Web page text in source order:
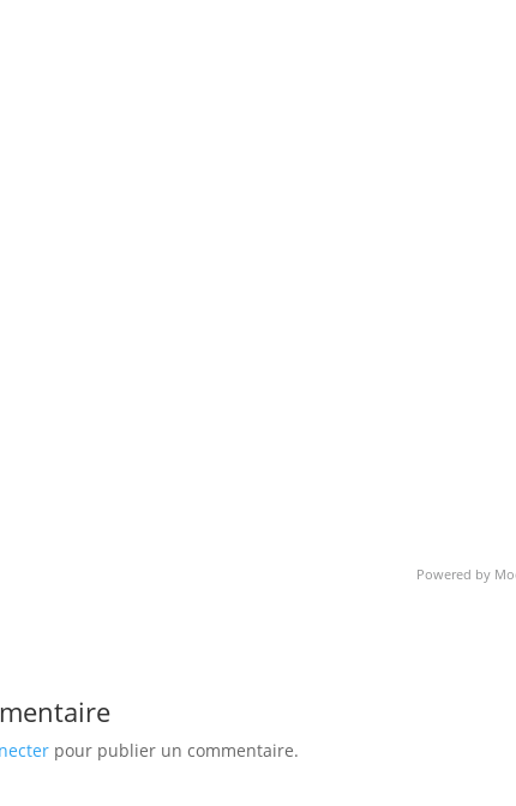
Powered by
pour publier un commentaire.